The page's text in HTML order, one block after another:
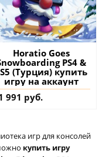
Horatio Goes
PS4 &
(Турция) купить
игру на аккаунт
991 руб.
игр для консолей
купить игру